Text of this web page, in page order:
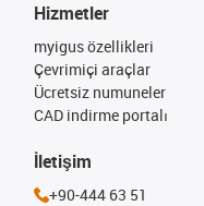
Hizmetler
myigus özellikleri
Çevrimiçi araçlar
Ücretsiz numuneler
CAD indirme portalı
İletişim
+90-444 63 51